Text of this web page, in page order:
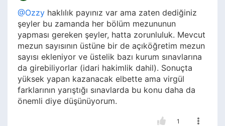
@Ozzy haklılık payınız var ama zaten dediğiniz
şeyler bu zamanda her bölüm mezununun
yapması gereken şeyler, hatta zorunluluk. Mevcut
mezun sayısının üstüne bir de açıköğretim mezun
sayısı ekleniyor ve üstelik bazı kurum sınavlarına
da girebiliyorlar (idari hakimlik dahil). Sonuçta
yüksek yapan kazanacak elbette ama virgül
farklarının yarıştığı sınavlarda bu konu daha da
önemli diye düşünüyorum.
1